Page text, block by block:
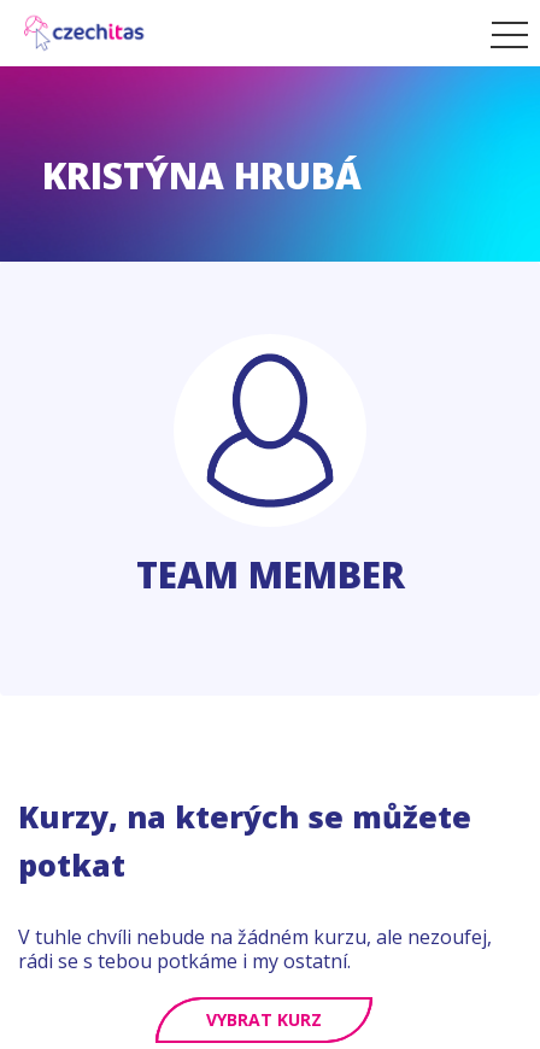
KRISTÝNA HRUBÁ
TEAM MEMBER
Kurzy, na kterých se můžete
potkat
V tuhle chvíli nebude na žádném kurzu, ale nezoufej,
rádi se s tebou potkáme i my ostatní.
VYBRAT KURZ